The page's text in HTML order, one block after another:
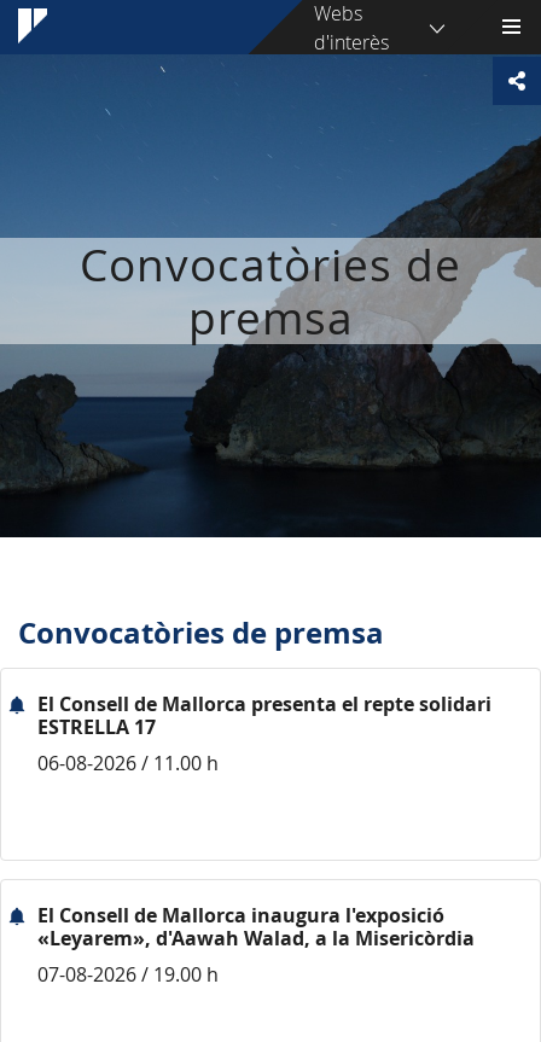
Webs
d'interès
Convocatòries de
premsa
Convocatòries de premsa
El Consell de Mallorca presenta el repte solidari
ESTRELLA 17
06-08-2026 / 11.00 h
El Consell de Mallorca inaugura l'exposició
«Leyarem», d'Aawah Walad, a la Misericòrdia
07-08-2026 / 19.00 h